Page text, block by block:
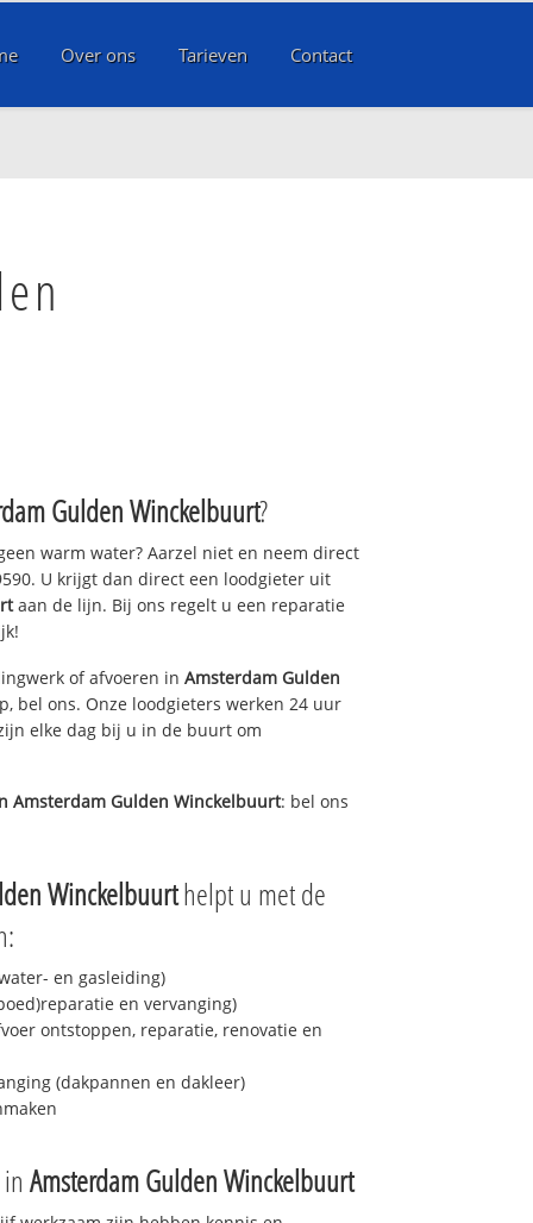
Over ons Tarieven Contact
Gulden Winckelbuurt?
warm water? Aarzel niet en neem direct
U krijgt dan direct een loodgieter uit
aan de lijn. Bij ons regelt u een reparatie
of afvoeren in Amsterdam Gulden
bel ons. Onze loodgieters werken 24 uur
elke dag bij u in de buurt om
Amsterdam Gulden Winckelbuurt: bel ons
Winckelbuurthelpt u met de
en gasleiding)
en vervanging)
ontstoppen, reparatie, renovatie en
(dakpannen en dakleer)
Amsterdam Gulden Winckelbuurt